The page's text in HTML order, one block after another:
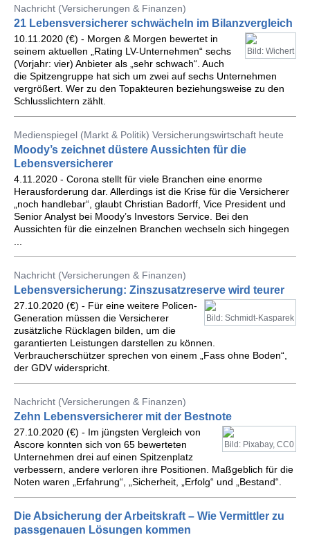
Nachricht (Versicherungen & Finanzen)
21 Lebensversicherer schwächeln im Bilanzvergleich
Bild: Wichert
10.11.2020 (€) - Morgen & Morgen bewertet in
seinem aktuellen „Rating LV-Unternehmen“ sechs
(Vorjahr: vier) Anbieter als „sehr schwach“. Auch
die Spitzengruppe hat sich um zwei auf sechs Unternehmen
vergrößert. Wer zu den Topakteuren beziehungsweise zu den
Schlusslichtern zählt.
Medienspiegel (Markt & Politik) Versicherungswirtschaft heute
Moody’s zeichnet düstere Aussichten für die
Lebensversicherer
4.11.2020 - Corona stellt für viele Branchen eine enorme
Herausforderung dar. Allerdings ist die Krise für die Versicherer
„noch handlebar“, glaubt Christian Badorff, Vice President und
Senior Analyst bei Moody’s Investors Service. Bei den
Aussichten für die einzelnen Branchen wechseln sich hingegen
Nachricht (Versicherungen & Finanzen)
Lebensversicherung: Zinszusatzreserve wird teurer
Bild: Schmidt-Kasparek
27.10.2020 (€) - Für eine weitere Policen-
Generation müssen die Versicherer
zusätzliche Rücklagen bilden, um die
garantierten Leistungen darstellen zu können.
Verbraucherschützer sprechen von einem „Fass ohne Boden“,
der GDV widerspricht.
Nachricht (Versicherungen & Finanzen)
Zehn Lebensversicherer mit der Bestnote
Bild: Pixabay, CC0
27.10.2020 (€) - Im jüngsten Vergleich von
Ascore konnten sich von 65 bewerteten
Unternehmen drei auf einen Spitzenplatz
verbessern, andere verloren ihre Positionen. Maßgeblich für die
Noten waren „Erfahrung“, „Sicherheit, „Erfolg“ und „Bestand“.
Die Absicherung der Arbeitskraft – Wie Vermittler zu
passgenauen Lösungen kommen